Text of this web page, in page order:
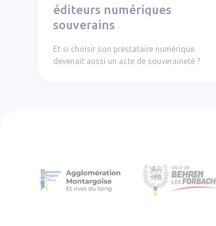
éditeurs numériques
souverains
Et si choisir son prestataire numérique
devenait aussi un acte de souveraineté ?